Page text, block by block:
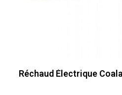
Réchaud Électrique